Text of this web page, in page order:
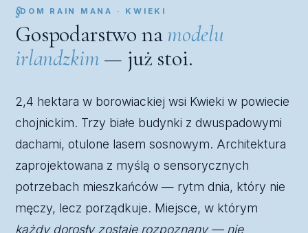
DOM RAIN MANA · KWIEKI
Gospodarstwo namodelu
irlandzkim — już stoi.
2,4 hektara w borowiackiej wsi Kwieki w powiecie
chojnickim. Trzy białe budynki z dwuspadowymi
dachami, otulone lasem sosnowym. Architektura
zaprojektowana z myślą o sensorycznych
potrzebach mieszkańców — rytm dnia, który nie
męczy, lecz porządkuje. Miejsce, w którym
każdy dorosły zostaje rozpoznany — nie